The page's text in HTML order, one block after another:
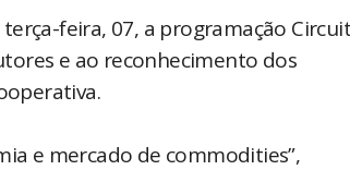
feira, 07, a programação
e ao reconhecimento dos
e mercado de commodities”,